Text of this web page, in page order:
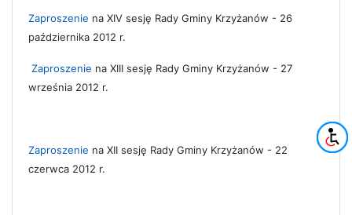
Zaproszenie na XIV sesję Rady Gminy Krzyżanów - 26
października 2012 r.
Zaproszenie na XIII sesję Rady Gminy Krzyżanów - 27
września 2012 r.
Zaproszenie na XII sesję Rady Gminy Krzyżanów - 22
czerwca 2012 r.